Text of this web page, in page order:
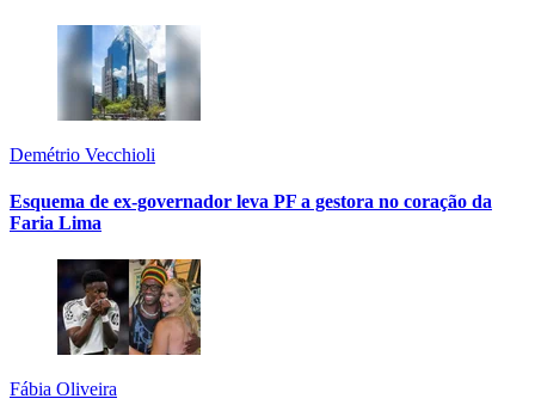
Demétrio Vecchioli
Esquema de ex-governador leva PF a gestora no coração da
Faria Lima
Fábia Oliveira